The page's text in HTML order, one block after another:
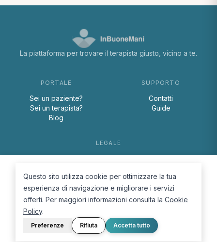
La piattaforma per trovare il terapista giusto, vicino a te.
PORTALE
Sei un paziente?
Sei un terapista?
Blog
SUPPORTO
Contatti
Guide
LEGALE
Cookie Policy
© 2026 D.Lab S.r.l. — InBuoneMani
Questo sito utilizza cookie per ottimizzare la tua
esperienza di navigazione e migliorare i servizi
offerti. Per maggiori informazioni consulta la Cookie
Policy.
Preferenze Rifiuta Accetta tutto